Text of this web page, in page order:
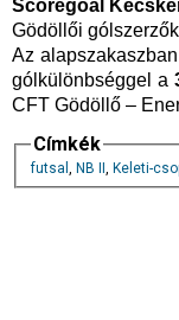
Scoregoal
Gödöllői
Az
gólkülönbséggel a
CFT Gödöllő –
Címkék
futsal , NB II , Keleti-